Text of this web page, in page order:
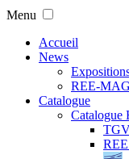
Menu
Accueil
News
REE-MAG
Catalogue
Catalogue